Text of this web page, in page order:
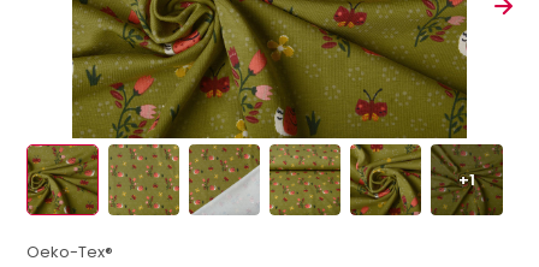
+1
Oeko-Tex®